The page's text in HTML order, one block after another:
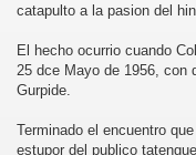
catapulto a la pasion del
El hecho ocurrio cuando
25 dce Mayo de 1956, con
Gurpide.
Terminado el encuentro
estupor del publico